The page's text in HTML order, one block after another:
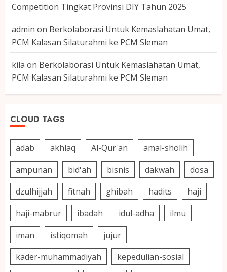
Competition Tingkat Provinsi DIY Tahun 2025
admin on Berkolaborasi Untuk Kemaslahatan Umat,
PCM Kalasan Silaturahmi ke PCM Sleman
kila on Berkolaborasi Untuk Kemaslahatan Umat,
PCM Kalasan Silaturahmi ke PCM Sleman
CLOUD TAGS
adab akhlaq Al-Qur'an
amal-sholih
ampunan
bid'ah bisnis dakwah
dosa
dzulhijjah
fitnah ghibah hadits
haji
haji-mabrur
ibadah idul-adha
ilmu
iman
istiqomah
jujur
kader-muhammadiyah
kepedulian-sosial